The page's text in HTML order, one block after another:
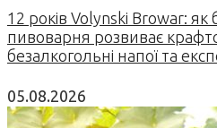
12 років Volynski Browar: як
пивоварня розвиває
безалкогольні напої та
05.08.2026